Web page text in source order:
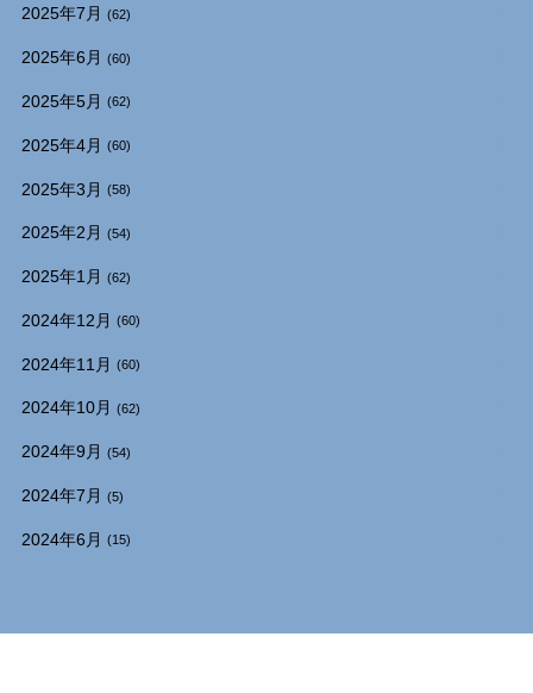
2025年7月 (62)
2025年6月 (60)
2025年5月 (62)
2025年4月 (60)
2025年3月 (58)
2025年2月 (54)
2025年1月 (62)
2024年12月 (60)
2024年11月 (60)
2024年10月 (62)
2024年9月 (54)
2024年7月 (5)
2024年6月 (15)